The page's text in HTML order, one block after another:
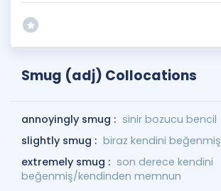
Smug (adj) Collocations
annoyingly smug : sinir bozucu bencil
slightly smug : biraz kendini beğenmiş
extremely smug : son derece kendini
beğenmiş/kendinden memnun